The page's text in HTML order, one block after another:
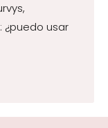
¿puedo usar